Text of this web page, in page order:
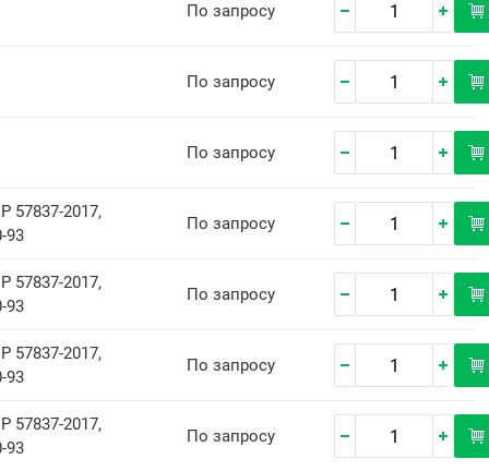
По запросу
По запросу
По запросу
57837-2017,
93
По запросу
57837-2017,
93
По запросу
57837-2017,
93
По запросу
57837-2017,
93
По запросу